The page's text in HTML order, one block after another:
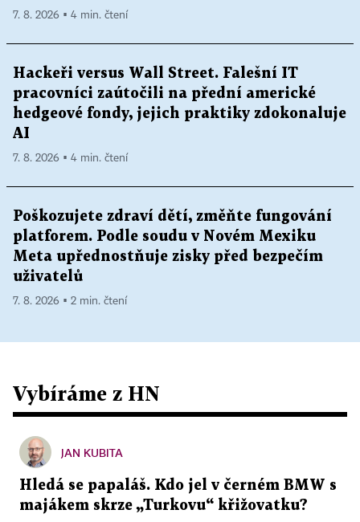
7. 8. 2026 ▪ 4 min. čtení
Hackeři versus Wall Street. Falešní IT
pracovníci zaútočili na přední americké
hedgeové fondy, jejich praktiky zdokonaluje
AI
7. 8. 2026 ▪ 4 min. čtení
Poškozujete zdraví dětí, změňte fungování
platforem. Podle soudu v Novém Mexiku
Meta upřednostňuje zisky před bezpečím
uživatelů
7. 8. 2026 ▪ 2 min. čtení
Vybíráme z HN
JAN KUBITA
Hledá se papaláš. Kdo jel v černém BMW s
majákem skrze „Turkovu“ křižovatku?